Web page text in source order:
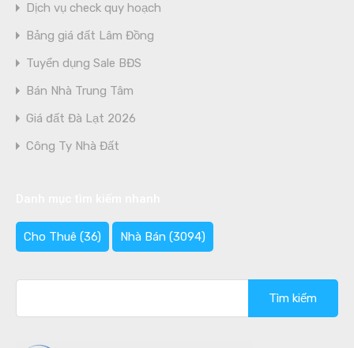
Dịch vụ check quy hoạch
Bảng giá đất Lâm Đồng
Tuyển dụng Sale BĐS
Bán Nhà Trung Tâm
Giá đất Đà Lạt 2026
Công Ty Nhà Đất
Cho Thuê (36) Nhà Bán (3094)
kiếm
cho: